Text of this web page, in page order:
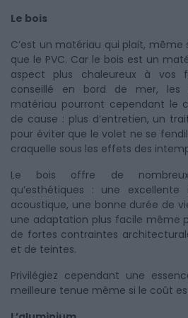
Le bois
C’est un matériau qui plait, même
que le PVC. Car le bois est un
aspect plus chaleureux à vos
conseillé en bord de mer, les
matériau pourront cependant le
de cause : plus d’entretien, un
pour éviter que le volet ne se
craquelle sous les effets des
Le bois offre de
qu’esthétiques : une
acoustique, une bonne durée de
une adaptation plus facile même
de fortes contraintes
et de teintes.
Privilégiez cependant une
meilleure tenue même si le coût